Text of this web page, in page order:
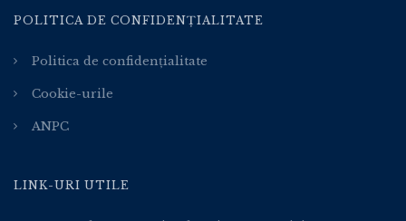
POLITICA DE CONFIDENȚIALITATE
Politica de confidențialitate
Cookie-urile
ANPC
LINK-URI UTILE